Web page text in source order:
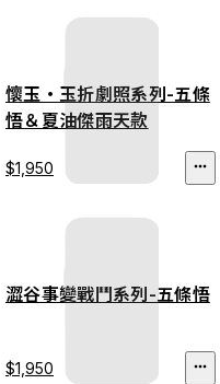
懷玉・玉折劇照系列-五條
悟＆夏油傑雨天款
$1,950
澀谷事變戰鬥系列-五條悟
$1,950